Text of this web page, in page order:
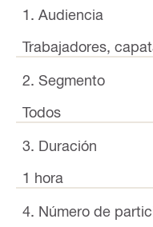
1. Audiencia
Trabajadores,
2. Segmento
Todos
3. Duración
1 hora
4. Número de